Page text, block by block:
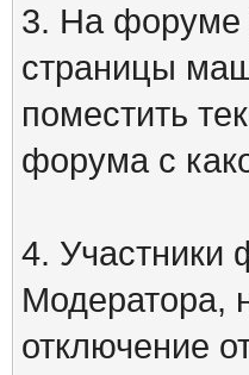
3. На форуме
страницы
поместить
форума с
4.
Модератора,
отключение